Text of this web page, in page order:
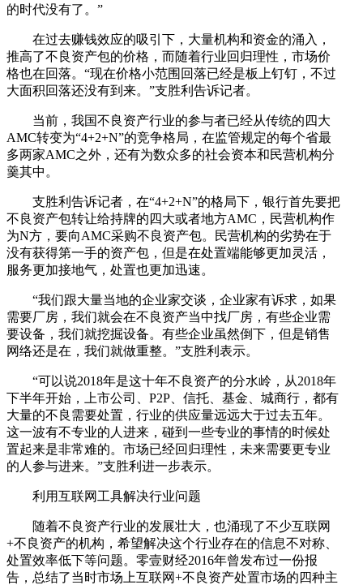
的时代没有了。”
在过去赚钱效应的吸引下，大量机构和资金的涌入，
推高了不良资产包的价格，而随着行业回归理性，市场价
格也在回落。“现在价格小范围回落已经是板上钉钉，不过
大面积回落还没有到来。”支胜利告诉记者。
当前，我国不良资产行业的参与者已经从传统的四大
AMC转变为“4+2+N”的竞争格局，在监管规定的每个省最
多两家AMC之外，还有为数众多的社会资本和民营机构分
羹其中。
支胜利告诉记者，在“4+2+N”的格局下，银行首先要把
不良资产包转让给持牌的四大或者地方AMC，民营机构作
为N方，要向AMC采购不良资产包。民营机构的劣势在于
没有获得第一手的资产包，但是在处置端能够更加灵活，
服务更加接地气，处置也更加迅速。
“我们跟大量当地的企业家交谈，企业家有诉求，如果
需要厂房，我们就会在不良资产当中找厂房，有些企业需
要设备，我们就挖掘设备。有些企业虽然倒下，但是销售
网络还是在，我们就做重整。”支胜利表示。
“可以说2018年是这十年不良资产的分水岭，从2018年
下半年开始，上市公司、P2P、信托、基金、城商行，都有
大量的不良需要处置，行业的供应量远远大于过去五年。
这一波有不专业的人进来，碰到一些专业的事情的时候处
置起来是非常难的。市场已经回归理性，未来需要更专业
的人参与进来。”支胜利进一步表示。
利用互联网工具解决行业问题
随着不良资产行业的发展壮大，也涌现了不少互联网
+不良资产的机构，希望解决这个行业存在的信息不对称、
处置效率低下等问题。零壹财经2016年曾发布过一份报
告，总结了当时市场上互联网+不良资产处置市场的四种主